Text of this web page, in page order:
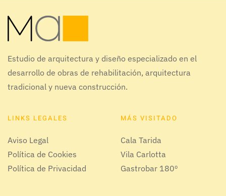
Estudio de arquitectura y diseño especializado en el
desarrollo de obras de rehabilitación, arquitectura
tradicional y nueva construcción.
LINKS LEGALES
Aviso Legal
Política de Cookies
Política de Privacidad
MÁS VISITADO
Cala Tarida
Vila Carlotta
Gastrobar 180º